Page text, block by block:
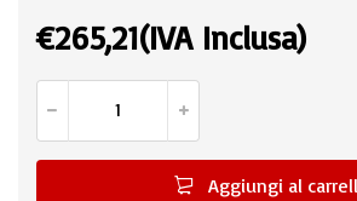
€265,21(IVA Inclusa)
Aggiungi al